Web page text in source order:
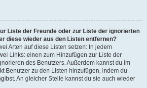
Liste der Freunde oder zur Liste der ignorierten
diese wieder aus den Listen entfernen?
Arten auf diese Listen setzen: In jedem
Links: einen zum Hinzufügen zur Liste der
des Benutzers. Außerdem kannst du im
Benutzer zu den Listen hinzufügen, indem du
An gleicher Stelle kannst du sie auch wieder